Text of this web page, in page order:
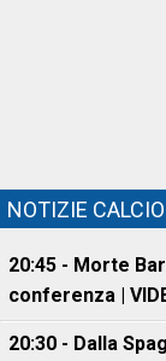
NOTIZIE
20:45 - Morte
conferenza |
20:30 - Dalla